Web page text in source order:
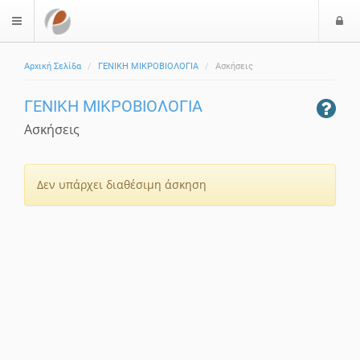
$langMenu
Αρχική Σελίδα ΓΕΝΙΚΗ ΜΙΚΡΟΒΙΟΛΟΓΙΑ Ασκήσεις
ΓΕΝΙΚΗ ΜΙΚΡΟΒΙΟΛΟΓΙΑ
Ασκήσεις
Δεν υπάρχει διαθέσιμη άσκηση